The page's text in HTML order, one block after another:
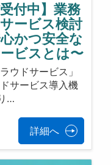
付中】業務
ービス検討
かつ安全な
ビスとは〜
ウドサービス」
サービス導入機
…
詳細へ